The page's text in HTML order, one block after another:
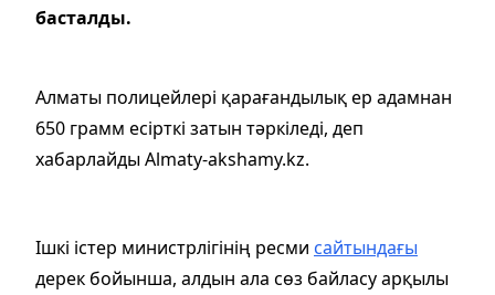
басталды.
Алматы полицейлері қарағандылық ер адамнан
650 грамм есірткі затын тәркіледі, деп
хабарлайды Almaty-akshamy.kz.
Ішкі істер министрлігінің ресми сайтындағы
дерек бойынша, алдын ала сөз байласу арқылы